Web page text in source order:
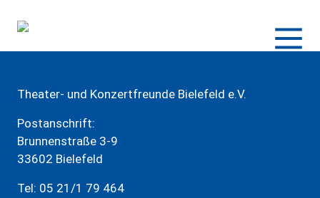
Inhalt
Theater- und Konzertfreunde Bielefeld e.V.
Postanschrift:
Brunnenstraße 3-9
33602 Bielefeld
Tel: 05 21/1 79 464